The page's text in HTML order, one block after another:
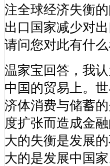
注全球经济失衡
出口国家减少对
请问您对此有什么
温家宝回答，我
中国的贸易上。
济体消费与储蓄
度扩张而造成金
大的失衡是发展
大的是发展中国家